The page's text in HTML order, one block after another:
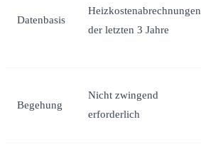
Datenbasis
Heizkostenabrechnungen
der letzten 3 Jahre
Begehung
Nicht zwingend
erforderlich